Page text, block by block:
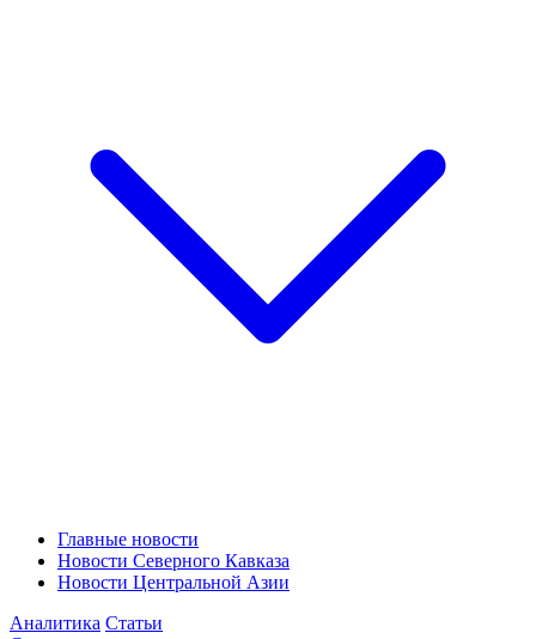
Главные новости
Новости Северного Кавказа
Новости Центральной Азии
Аналитика Статьи